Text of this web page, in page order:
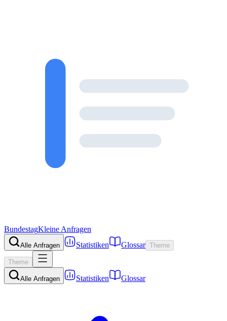
BundestagKleine Anfragen
Alle Anfragen Statistiken Glossar Theme
Theme
Alle Anfragen Statistiken Glossar